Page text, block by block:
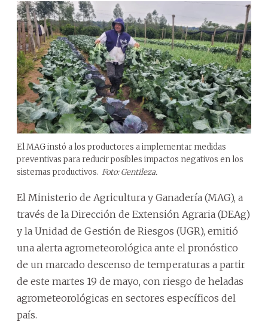
El MAG instó a los productores a implementar medidas
preventivas para reducir posibles impactos negativos en los
sistemas productivos. Foto: Gentileza.
El Ministerio de Agricultura y Ganadería (MAG), a
través de la Dirección de Extensión Agraria (DEAg)
y la Unidad de Gestión de Riesgos (UGR), emitió
una alerta agrometeorológica ante el pronóstico
de un marcado descenso de temperaturas a partir
de este martes 19 de mayo, con riesgo de heladas
agrometeorológicas en sectores específicos del
país.